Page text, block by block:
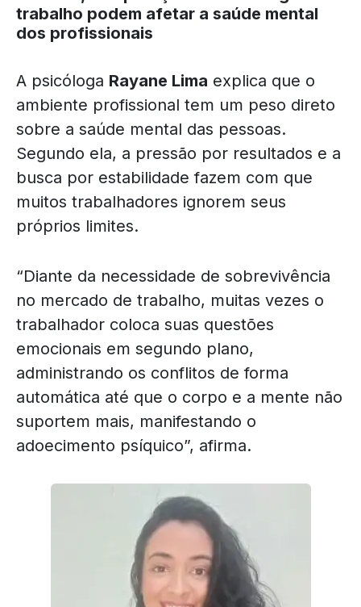
trabalho podem afetar a saúde mental
dos profissionais
A psicóloga Rayane Lima explica que o
ambiente profissional tem um peso direto
sobre a saúde mental das pessoas.
Segundo ela, a pressão por resultados e a
busca por estabilidade fazem com que
muitos trabalhadores ignorem seus
próprios limites.
“Diante da necessidade de sobrevivência
no mercado de trabalho, muitas vezes o
trabalhador coloca suas questões
emocionais em segundo plano,
administrando os conflitos de forma
automática até que o corpo e a mente não
suportem mais, manifestando o
adoecimento psíquico”, afirma.